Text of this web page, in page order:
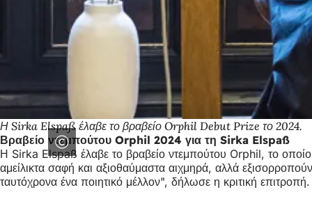
Η Sirka Elspaß έλαβε το βραβείο Orphil Debut Prize το 2024.
Βραβείο ντεμπούτου Orphil 2024 για τη Sirka Elspaß
Η Sirka Elspaß έλαβε το βραβείο ντεμπούτου Orphil, το
αμείλικτα σαφή και αξιοθαύμαστα αιχμηρά, αλλά
ταυτόχρονα ένα ποιητικό μέλλον", δήλωσε η κριτική επιτροπή.